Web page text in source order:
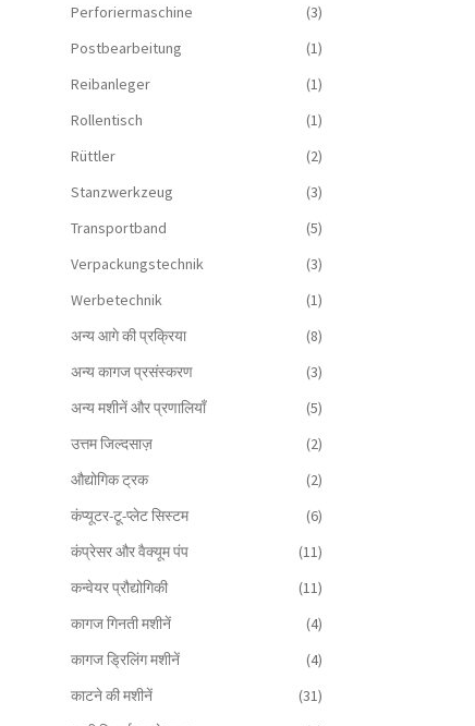
Perforiermaschine
(3)
Postbearbeitung
(1)
Reibanleger
(1)
Rollentisch
(1)
Rüttler
(2)
Stanzwerkzeug
(3)
Transportband
(5)
Verpackungstechnik
(3)
Werbetechnik
(1)
अन्य आगे की प्रक्रिया
(8)
अन्य कागज प्रसंस्करण
(3)
अन्य मशीनें और प्रणालियाँ
(5)
उत्तम जिल्दसाज़
(2)
औद्योगिक ट्रक
(2)
कंप्यूटर-टू-प्लेट सिस्टम
(6)
कंप्रेसर और वैक्यूम पंप
(11)
कन्वेयर प्रौद्योगिकी
(11)
कागज गिनती मशीनें
(4)
कागज ड्रिलिंग मशीनें
(4)
काटने की मशीनें
(31)